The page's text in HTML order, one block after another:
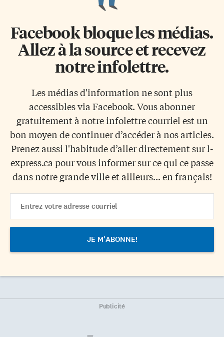
Facebook bloque les médias.
Allez à la source et recevez
notre infolettre.
Les médias d'information ne sont plus
accessibles via Facebook. Vous abonner
gratuitement à notre infolettre courriel est un
bon moyen de continuer d’accéder à nos articles.
Prenez aussi l'habitude d’aller directement sur l-
express.ca pour vous informer sur ce qui ce passe
dans notre grande ville et ailleurs... en français!
Address
Publicité